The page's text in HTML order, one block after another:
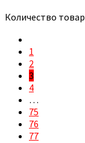
Количество
1
2
3
4
…
75
76
77